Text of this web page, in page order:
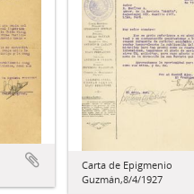
Carta de Epigmenio
Guzmán,8/4/1927